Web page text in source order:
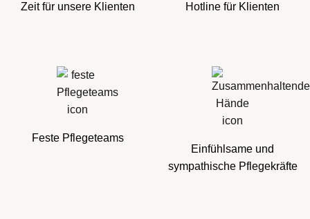
Zeit für unsere Klienten
Hotline für Klienten
Feste Pflegeteams
Einfühlsame und
sympathische Pflegekräfte